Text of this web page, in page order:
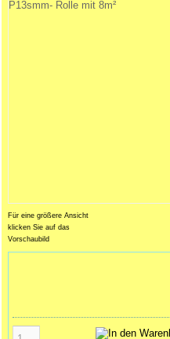
Für eine größere Ansicht
klicken Sie auf das
Vorschaubild